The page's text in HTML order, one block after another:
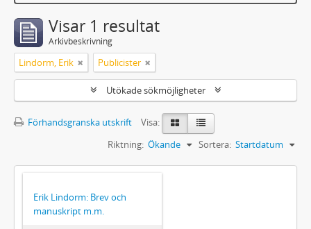
Visar 1 resultat
Arkivbeskrivning
Lindorm, Erik Publicister
Utökade sökmöjligheter
Förhandsgranska utskrift
Visa:
Sortera: Startdatum
Riktning: Ökande
Erik Lindorm: Brev och
manuskript m.m.